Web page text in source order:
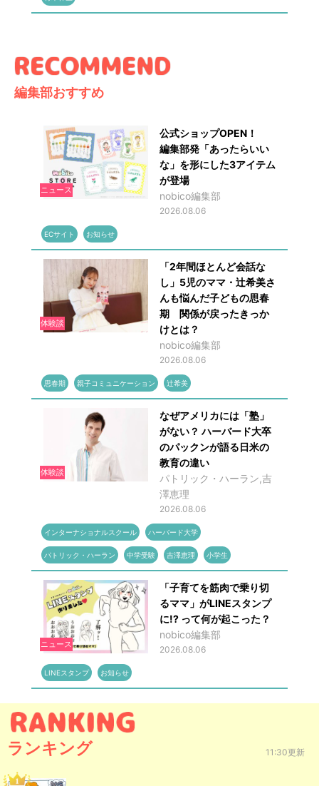
編集部おすすめ
ニュース
公式ショップOPEN！
編集部発「あったらいい
な」を形にした3アイテム
が登場
nobico編集部
2026.08.06
ECサイト お知らせ
体験談
「2年間ほとんど会話な
し」5児のママ・辻希美さ
んも悩んだ子どもの思春
期 関係が戻ったきっか
けとは？
nobico編集部
2026.08.06
思春期 親子コミュニケーション 辻希美
体験談
なぜアメリカには「塾」
がない？ ハーバード大卒
のパックンが語る日米の
教育の違い
パトリック・ハーラン,吉
澤恵理
2026.08.06
インターナショナルスクール ハーバード大学
パトリック・ハーラン 中学受験 吉澤恵理 小学生
ニュース
「子育てを筋肉で乗り切
るママ」がLINEスタンプ
に!? って何が起こった？
nobico編集部
2026.08.06
LINEスタンプ お知らせ
ランキング 11:30更新